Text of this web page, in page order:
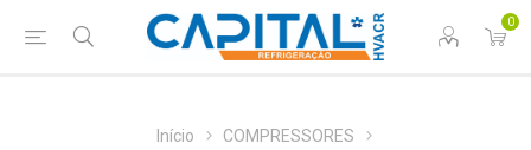
0
Início
COMPRESSORES